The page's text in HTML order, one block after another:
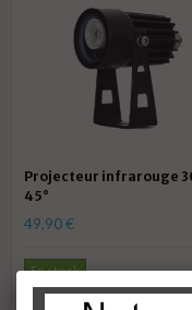
Projecteur infrarouge
45°
49,90 €
En stock